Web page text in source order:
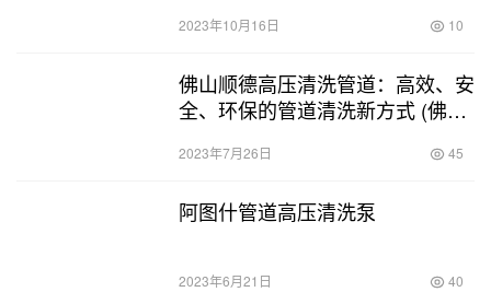
2023年10月16日 10
佛山顺德高压清洗管道：高效、安
全、环保的管道清洗新方式 (佛山
2023年7月26日 45
阿图什管道高压清洗泵
2023年6月21日 40